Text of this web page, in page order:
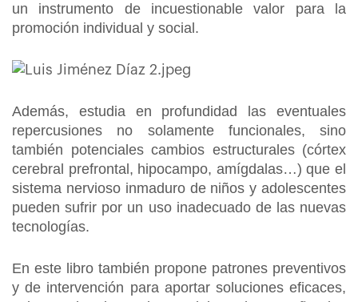
un instrumento de incuestionable valor para la
promoción individual y social.
Además, estudia en profundidad las eventuales
repercusiones no solamente funcionales, sino
también potenciales cambios estructurales (córtex
cerebral prefrontal, hipocampo, amígdalas…) que el
sistema nervioso inmaduro de niños y adolescentes
pueden sufrir por un uso inadecuado de las nuevas
tecnologías.
En este libro también propone patrones preventivos
y de intervención para aportar soluciones eficaces,